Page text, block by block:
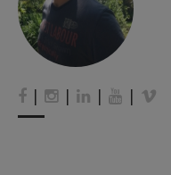
| | | |